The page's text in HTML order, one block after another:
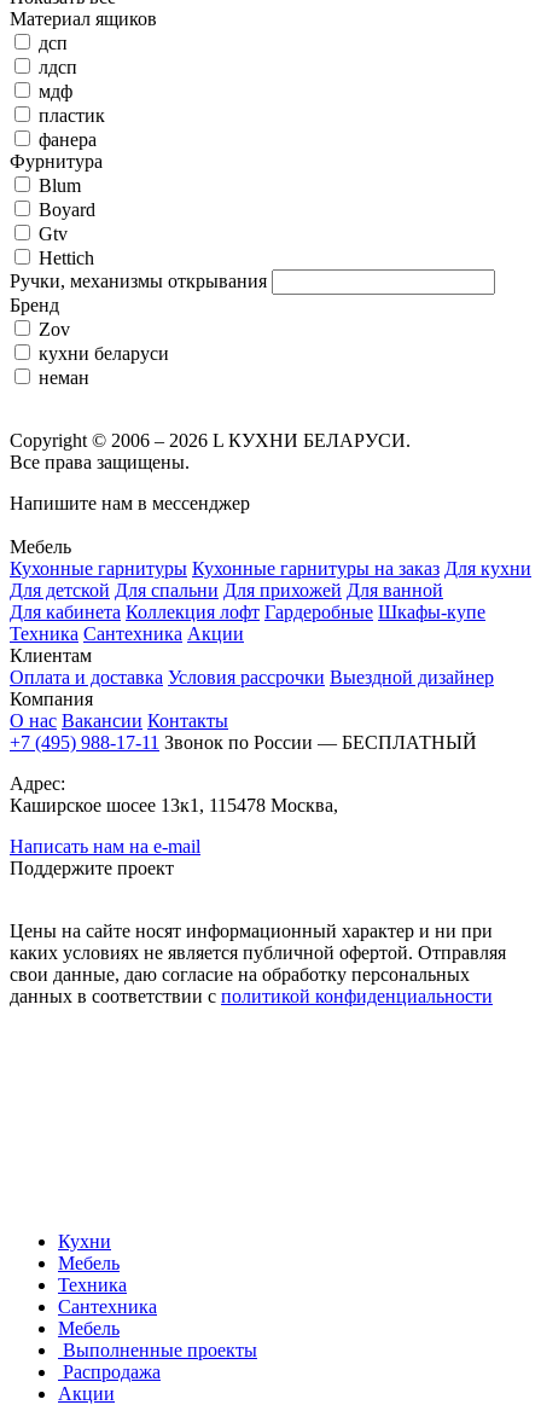
Материал ящиков
дсп
лдсп
мдф
пластик
фанера
Фурнитура
Blum
Boyard
Gtv
Hettich
Ручки, механизмы открывания
Бренд
Zov
кухни беларуси
неман
Copyright © 2006 – 2026 L КУХНИ БЕЛАРУСИ.
Все права защищены.
Напишите нам в мессенджер
Мебель
Кухонные гарнитуры Кухонные гарнитуры на заказ Для кухни
Для детской Для спальни Для прихожей Для ванной
Для кабинета Коллекция лофт Гардеробные Шкафы-купе
Техника Сантехника Акции
Клиентам
Оплата и доставка Условия рассрочки Выездной дизайнер
Компания
О нас Вакансии Контакты
+7 (495) 988-17-11 Звонок по России — БЕСПЛАТНЫЙ
Адрес:
Каширское шосее 13к1, 115478 Москва,
Написать нам на e-mail
Поддержите проект
Цены на сайте носят информационный характер и ни при
каких условиях не является публичной офертой. Отправляя
свои данные, даю согласие на обработку персональных
данных в соответствии с политикой конфиденциальности
Кухни
Мебель
Техника
Сантехника
Мебель
Выполненные проекты
Распродажа
Акции